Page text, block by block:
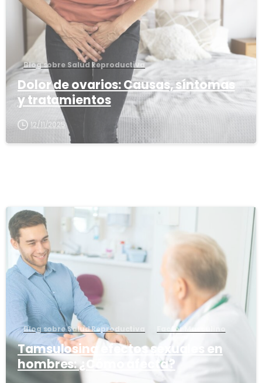
Blog sobre Salud Reproductiva
Dolor de ovarios: Causas, síntomas
y tratamientos
12/11/2025
Blog sobre Salud Reproductiva Factor Masculino
Tamsulosina efectos sexuales en
hombres: ¿Cómo afecta?